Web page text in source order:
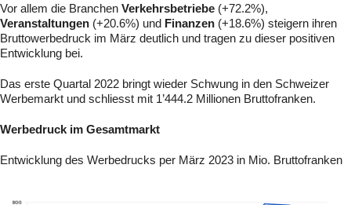
Vor allem die Branchen Verkehrsbetriebe (+72.2%),
Veranstaltungen (+20.6%) und Finanzen (+18.6%) steigern ihren
Bruttowerbedruck im März deutlich und tragen zu dieser positiven
Entwicklung bei.
Das erste Quartal 2022 bringt wieder Schwung in den Schweizer
Werbemarkt und schliesst mit 1’444.2 Millionen Bruttofranken.
Werbedruck im Gesamtmarkt
Entwicklung des Werbedrucks per März 2023 in Mio. Bruttofranken